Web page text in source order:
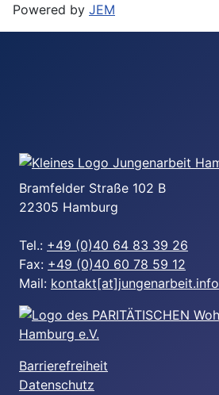
Powered by JEM
Bramfelder Straße 102 B
22305 Hamburg
Tel.: +49 (0)40 64 83 39 26
Fax: +49 (0)40 60 78 59 12
Mail: kontakt[at]jungenarbeit.info
Barrierefreiheit
Datenschutz